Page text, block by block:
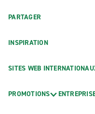
PARTAGER
INSPIRATION
SITES WEB
PROMOTIONS